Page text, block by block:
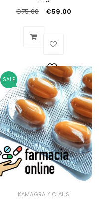
€75.00 €59.00
Lista
de
deseos
SALE
KAMAGRA Y CIALIS